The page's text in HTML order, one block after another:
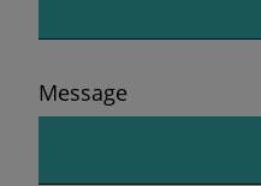
Message